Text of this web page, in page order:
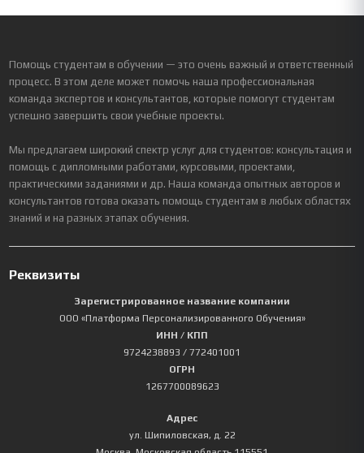
Помощь студентам в обучении — это очень важный и ответственный
процесс. В этом деле может помочь наша профессиональная
команда экспертов и консультантов, которые помогут студентам
успешно завершить свои учебные проекты.
Мы предлагаем широкий спектр услуг для студентов: консультация и
помощь с дипломными работами, курсовыми, проектами,
практическими заданиями и др. Наша команда опытных авторов и
консультантов готова оказать помощь студентам в любых областях
знаний и на разных этапах обучения.
Реквизиты
Зарегистрированное название компании
ООО «Платформа Персонализированного Обучения»
ИНН / КПП
9724238893 / 772401001
ОГРН
1267700089623
Адрес
ул. Шипиловская, д. 22